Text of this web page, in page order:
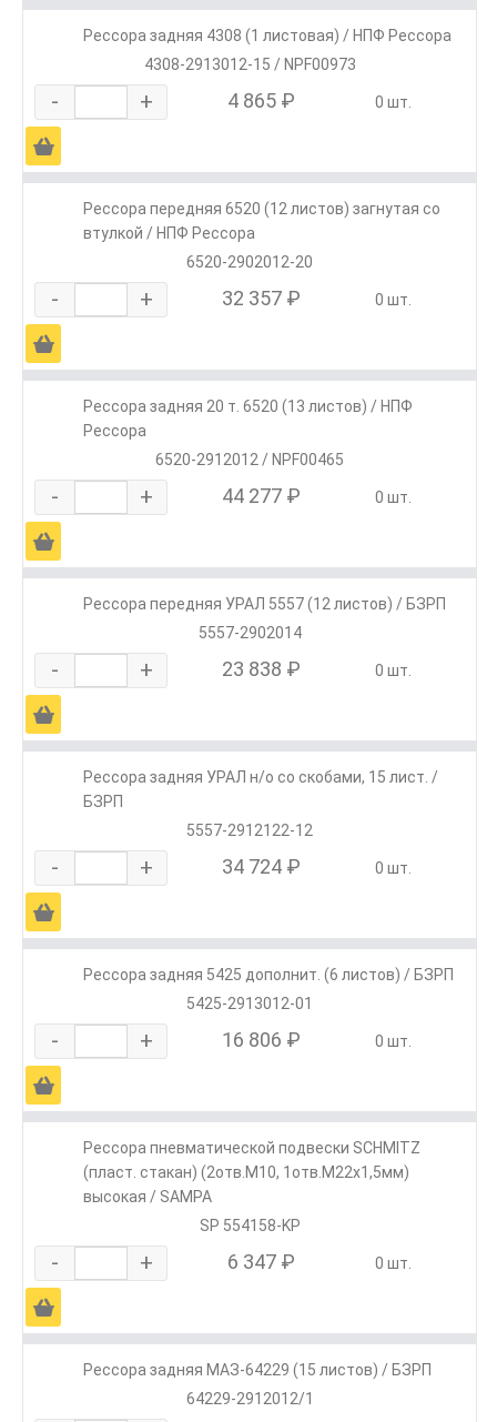
Рессора задняя 4308 (1 листовая) / НПФ Рессора
4308-2913012-15 / NPF00973
- + 4 865 ₽ 0 шт.
Ä
Рессора передняя 6520 (12 листов) загнутая со
втулкой / НПФ Рессора
6520-2902012-20
- + 32 357 ₽ 0 шт.
Ä
Рессора задняя 20 т. 6520 (13 листов) / НПФ
Рессора
6520-2912012 / NPF00465
- + 44 277 ₽ 0 шт.
Ä
Рессора передняя УРАЛ 5557 (12 листов) / БЗРП
5557-2902014
- + 23 838 ₽ 0 шт.
Ä
Рессора задняя УРАЛ н/о со скобами, 15 лист. /
БЗРП
5557-2912122-12
- + 34 724 ₽ 0 шт.
Ä
Рессора задняя 5425 дополнит. (6 листов) / БЗРП
5425-2913012-01
- + 16 806 ₽ 0 шт.
Ä
Рессора пневматической подвески SCHMITZ
(пласт. стакан) (2отв.M10, 1отв.M22х1,5мм)
высокая / SAMPA
SP 554158-KP
- + 6 347 ₽ 0 шт.
Ä
Рессора задняя МАЗ-64229 (15 листов) / БЗРП
64229-2912012/1